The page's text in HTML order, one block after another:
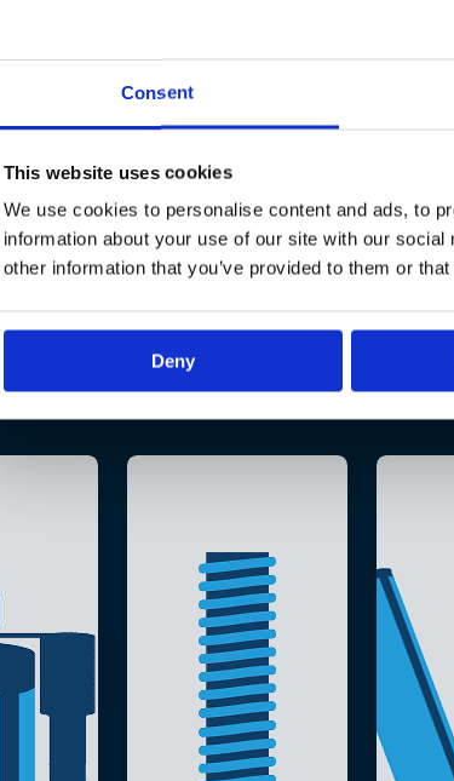
Consent
This website uses cookies
We use cookies to personalise content and ads, to
information about your use of our site with our
other information that you’ve provided to them or
Deny